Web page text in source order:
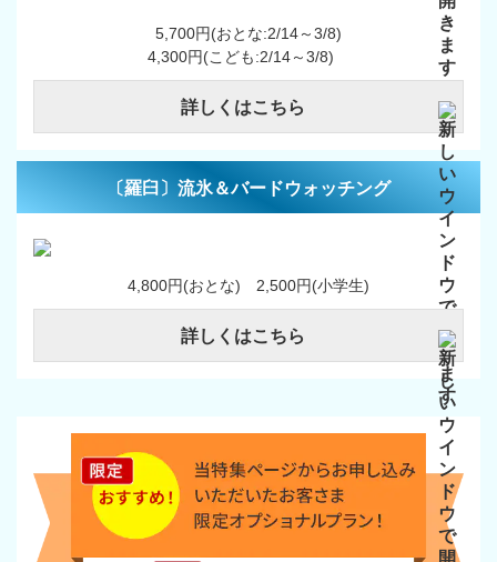
5,700円(おとな:2/14～3/8)
4,300円(こども:2/14～3/8)
詳しくはこちら
〔羅臼〕流氷＆バードウォッチング
4,800円(おとな) 2,500円(小学生)
詳しくはこちら